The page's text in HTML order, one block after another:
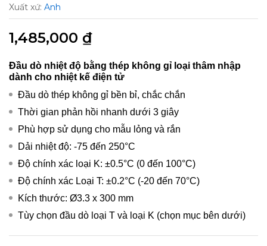
Xuất xứ: Anh
1,485,000 ₫
Đầu dò nhiệt độ bằng thép không gỉ loại thâm nhập
dành cho nhiệt kế điện tử
Đầu dò thép không gỉ bền bỉ, chắc chắn
Thời gian phản hồi nhanh dưới 3 giây
Phù hợp sử dụng cho mẫu lỏng và rắn
Dải nhiệt độ: -75 đến 250°C
Độ chính xác loại K: ±0.5°C (0 đến 100°C)
Độ chính xác Loại T: ±0.2°C (-20 đến 70°C)
Kích thước: Ø3.3 x 300 mm
Tùy chọn đầu dò loại T và loại K (chọn mục bên dưới)